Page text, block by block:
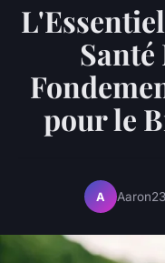
Santé
pour le
A Aaron